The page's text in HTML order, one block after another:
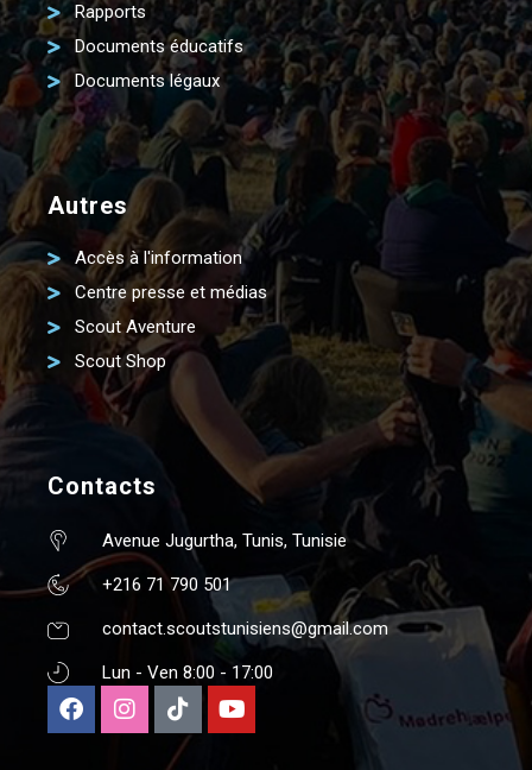
Rapports
Documents éducatifs
Documents légaux
Autres
Accès à l'information
Centre presse et médias
Scout Aventure
Scout Shop
Contacts
Avenue Jugurtha, Tunis, Tunisie
+216 71 790 501
contact.scoutstunisiens@gmail.com
Lun - Ven 8:00 - 17:00